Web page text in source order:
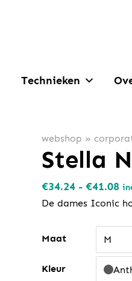
Technieken
webshop »
Stella
€34.24 - €41.08
De dames Iconic
Maat M
Kleur